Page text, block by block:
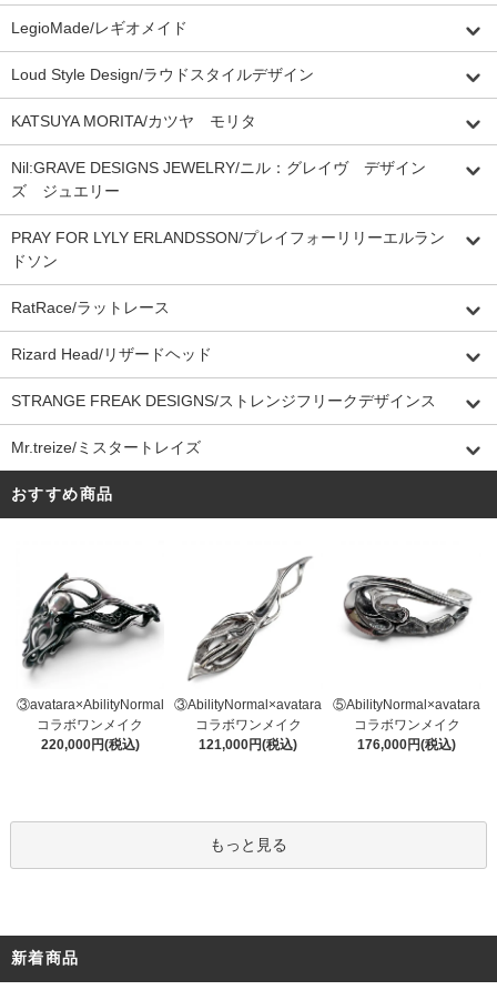
LegioMade/レギオメイド
Loud Style Design/ラウドスタイルデザイン
KATSUYA MORITA/カツヤ モリタ
Nil:GRAVE DESIGNS JEWELRY/ニル：グレイヴ デザイン
ズ ジュエリー
PRAY FOR LYLY ERLANDSSON/プレイフォーリリーエルラン
ドソン
RatRace/ラットレース
Rizard Head/リザードヘッド
STRANGE FREAK DESIGNS/ストレンジフリークデザインス
Mr.treize/ミスタートレイズ
おすすめ商品
③avatara×AbilityNormal
コラボワンメイク
220,000円(税込)
③AbilityNormal×avatara
コラボワンメイク
121,000円(税込)
⑤AbilityNormal×avatara
コラボワンメイク
176,000円(税込)
もっと見る
新着商品